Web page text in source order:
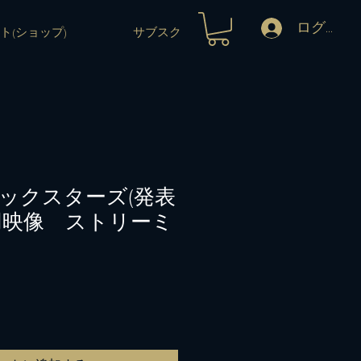
(ショップ) サブスク ログイン
クスターズ(発表
像 ストリーミ